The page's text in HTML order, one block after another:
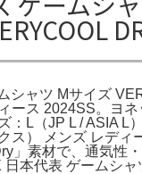
シャツ Mサイズ
ース 2024SS。ヨ
：L（JP L / ASIA L
ス） メンズ レデ
」素材で、通気性
本代表 ゲームシ